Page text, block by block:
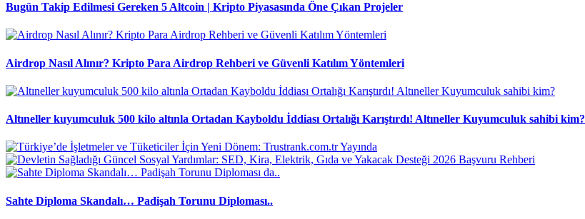
Bugün Takip Edilmesi Gereken 5 Altcoin | Kripto Piyasasında Öne Çıkan Projeler
Airdrop Nasıl Alınır? Kripto Para Airdrop Rehberi ve Güvenli Katılım Yöntemleri
Altıneller kuyumculuk 500 kilo altınla Ortadan Kayboldu İddiası Ortalığı Karıştırdı! Altıneller Kuyumculuk sahibi kim?
Sahte Diploma Skandalı… Padişah Torunu Diploması..